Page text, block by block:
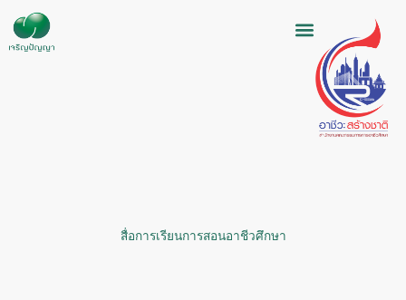
content
สื่อการเรียนการสอนอาชีวศึกษา